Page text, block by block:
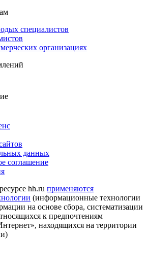
специалистов
организациях
данных
соглашение
hh.ru применяются
(информационные технологии
на основе сбора, систематизации
к предпочтениям
находящихся на территории